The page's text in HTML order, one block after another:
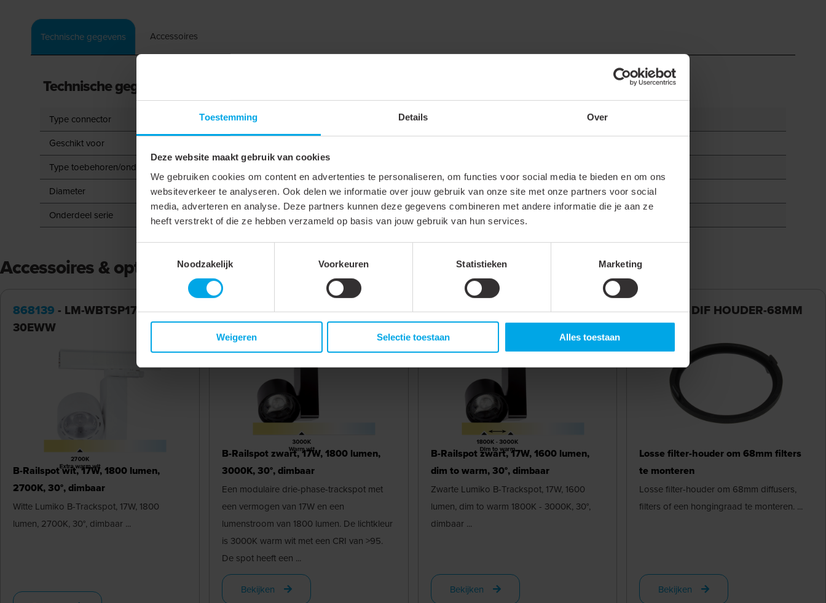
Toestemming Details Over
Deze website maakt gebruik van cookies
We gebruiken cookies om content en advertenties te personaliseren, om functies voor social media te bieden en om ons
websiteverkeer te analyseren. Ook delen we informatie over jouw gebruik van onze site met onze partners voor social
media, adverteren en analyse. Deze partners kunnen deze gegevens combineren met andere informatie die je aan ze
heeft verstrekt of die ze hebben verzameld op basis van jouw gebruik van hun services.
Noodzakelijk
Voorkeuren Statistieken Marketing
Weigeren Selectie toestaan Alles toestaan
Technische gegevens Accessoires
Technische gegevens
Type connector
Accessoire
Geschikt voor
Type toebehoren/onderdelen
Diameter
68 mm
Onderdeel serie
Railspot accessoire
Accessoires & opties
868139 - LM-WBTSP17W-
30EWW
B-Railspot wit, 17W, 1800 lumen,
2700K, 30°, dimbaar
Witte Lumiko B-Trackspot, 17W, 1800
lumen, 2700K, 30°, dimbaar ...
868143- LM-BTSP17W-30WW
B-Railspot zwart, 17W, 1800 lumen,
3000K, 30°, dimbaar
Een modulaire drie-phase-trackspot met
een vermogen van 17W en een
lumenstroom van 1800 lumen. De lichtkleur
is 3000K warm wit met een CRI van >95.
De spot heeft een ...
Bekijken
868144- LM-BTSP17W-DTW
B-Railspot zwart, 17W, 1600 lumen,
dim to warm, 30°, dimbaar
Zwarte Lumiko B-Trackspot, 17W, 1600
lumen, dim to warm 1800K - 3000K, 30°,
dimbaar ...
Bekijken
868156- DIF HOUDER-68MM
Losse filter-houder om 68mm filters
te monteren
Losse filter-houder om 68mm diffusers,
filters of een hongingraad te monteren. ...
Bekijken